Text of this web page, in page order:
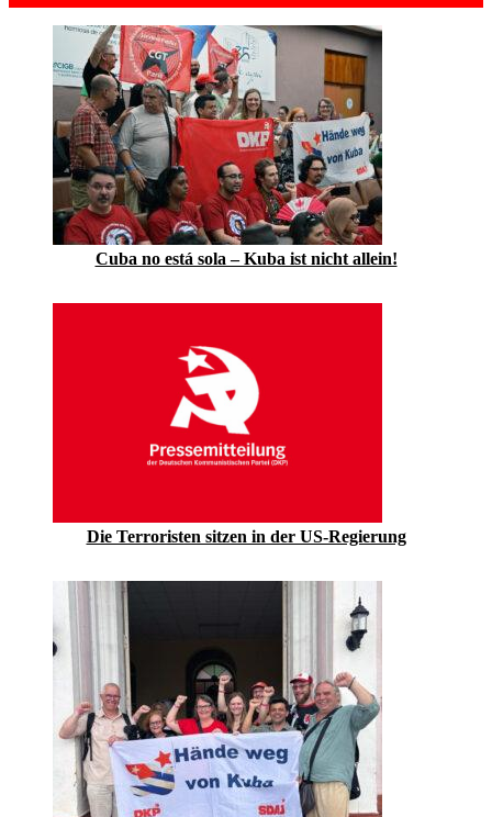
Cuba no está sola – Kuba ist nicht allein!
Die Terroristen sitzen in der US-Regierung